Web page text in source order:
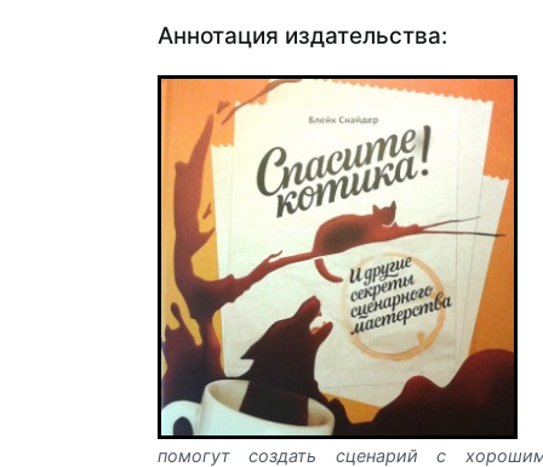
Аннотация издательства:
помогут создать сценарий с